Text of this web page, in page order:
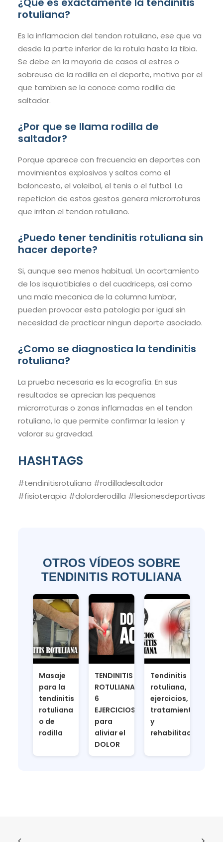
rotuliana?
Es la inflamacion del tendon rotuliano, ese que va
desde la parte inferior de la rotula hasta la tibia.
Se debe en la mayoria de casos al estres o
sobreuso de la rodilla en el deporte, motivo por el
que tambien se la conoce como rodilla de
saltador.
¿Por que se llama rodilla de
saltador?
Porque aparece con frecuencia en deportes con
movimientos explosivos y saltos como el
baloncesto, el voleibol, el tenis o el futbol. La
repeticion de estos gestos genera microrroturas
que irritan el tendon rotuliano.
¿Puedo tener tendinitis rotuliana sin
hacer deporte?
Si, aunque sea menos habitual. Un acortamiento
de los isquiotibiales o del cuadriceps, asi como
una mala mecanica de la columna lumbar,
pueden provocar esta patologia por igual sin
necesidad de practicar ningun deporte asociado.
¿Como se diagnostica la tendinitis
rotuliana?
La prueba necesaria es la ecografia. En sus
resultados se aprecian las pequenas
microrroturas o zonas inflamadas en el tendon
rotuliano, lo que permite confirmar la lesion y
valorar su gravedad.
HASHTAGS
#tendinitisrotuliana #rodilladesaltador
#fisioterapia #dolorderodilla #lesionesdeportivas
OTROS VÍDEOS SOBRE
TENDINITIS ROTULIANA
Masaje
para la
tendinitis
rotuliana
o de
rodilla
TENDINITIS
ROTULIANA
6
EJERCICIOS
para
aliviar el
DOLOR
Tendinitis
rotuliana,
ejercicios,
tratamiento
y
rehabilitacion